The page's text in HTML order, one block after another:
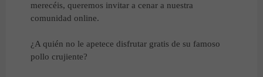
merecéis, queremos invitar a cenar a nuestra
comunidad online.
¿A quién no le apetece disfrutar gratis de su famoso
pollo crujiente?